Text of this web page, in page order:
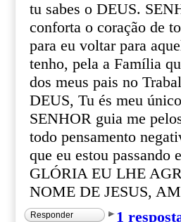
tu sabes o DEUS.
conforta o coração de
para eu voltar para
tenho, pela a Família
dos meus pais no
DEUS, Tu és meu
SENHOR guia me
todo pensamento
que eu estou
GLÓRIA EU LHE
NOME DE JESUS,
Responder 1